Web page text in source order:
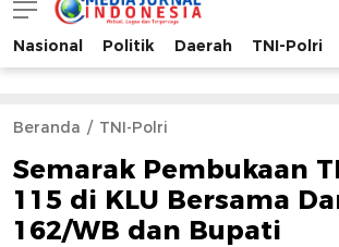
Media Jurnal Indonesia
Bersama Membangun Indonesia
Nasional Politik Daerah TNI-Polri
Beranda TNI-Polri
Semarak Pembukaan
115 di KLU Bersama
162/WB dan Bupati